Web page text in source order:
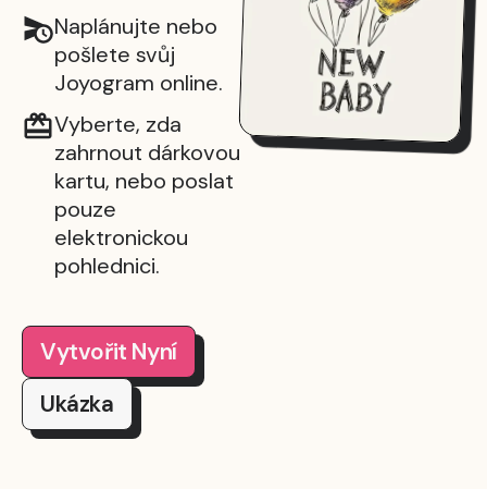
Naplánujte nebo
pošlete svůj
Joyogram online.
Vyberte, zda
zahrnout dárkovou
kartu, nebo poslat
pouze
elektronickou
pohlednici.
Vytvořit Nyní
Ukázka